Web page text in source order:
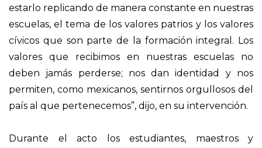
estarlo replicando de manera constante en nuestras
escuelas, el tema de los valores patrios y los valores
cívicos que son parte de la formación integral. Los
valores que recibimos en nuestras escuelas no
deben jamás perderse; nos dan identidad y nos
permiten, como mexicanos, sentirnos orgullosos del
país al que pertenecemos”, dijo, en su intervención.
Durante el acto los estudiantes, maestros y